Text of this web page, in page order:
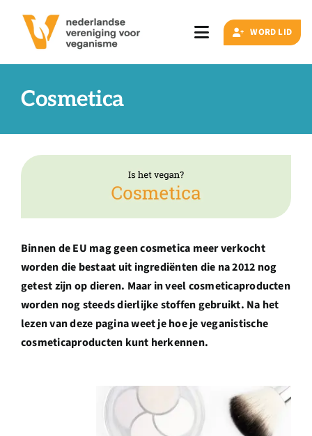
inhoud
Toggle
Navigation
naar:
Veganisme
Doe ook mee
Over ons
WORD LID
Cosmetica
Binnen de EU mag geen cosmetica meer verkocht
worden die bestaat uit ingrediënten die na 2012 nog
getest zijn op dieren. Maar in veel cosmeticaproducten
worden nog steeds dierlijke stoffen gebruikt. Na het
lezen van deze pagina weet je hoe je veganistische
cosmeticaproducten kunt herkennen.